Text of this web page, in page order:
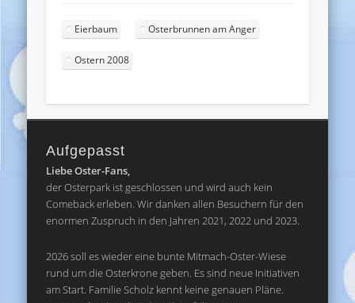
Eierbaum Osterbrunnen am Anger
Ostern 2008
Aufgepasst
Liebe Oster-Fans,
der Osterpark ist geschlossen und wird auch kein
Comeback erleben. Wir danken allen Besuchern für den
enormen Zuspruch in den Jahren 2021, 2022 und 2023.
2026 soll es wieder eine bunte Mitmach-Oster-Wiese
rund um die Osterkrone geben. Es sind neue Initiativen
am Start. Familie Scholz kennt keine genauen Pläne.